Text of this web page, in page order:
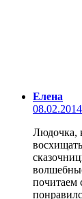
Елена
Людочка,
почитаем